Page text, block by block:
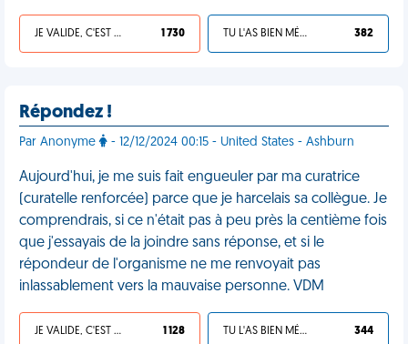
JE VALIDE, C'EST UNE VDM 1 730 TU L'AS BIEN MÉRITÉ 382
Répondez !
Par Anonyme - 12/12/2024 00:15 - United States - Ashburn
Aujourd'hui, je me suis fait engueuler par ma curatrice
(curatelle renforcée) parce que je harcelais sa collègue. Je
comprendrais, si ce n'était pas à peu près la centième fois
que j'essayais de la joindre sans réponse, et si le
répondeur de l'organisme ne me renvoyait pas
inlassablement vers la mauvaise personne. VDM
JE VALIDE, C'EST UNE VDM 1 128 TU L'AS BIEN MÉRITÉ 344